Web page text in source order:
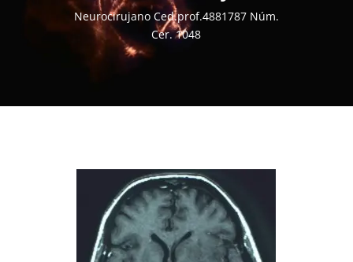
Neurocirujano Ced.prof.4881787 Núm.
Cer. 1048